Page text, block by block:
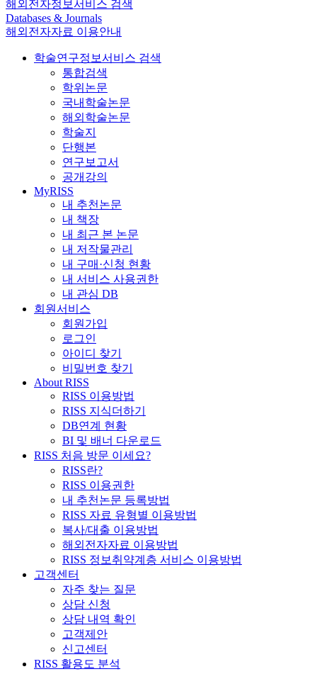
해외전자정보서비스 검색
Databases & Journals
해외전자자료 이용안내
학술연구정보서비스 검색
통합검색
학위논문
국내학술논문
해외학술논문
학술지
단행본
연구보고서
공개강의
MyRISS
내 추천논문
내 책장
내 최근 본 논문
내 저작물관리
내 구매·신청 현황
내 서비스 사용권한
내 관심 DB
회원서비스
회원가입
로그인
아이디 찾기
비밀번호 찾기
About RISS
RISS 이용방법
RISS 지식더하기
DB연계 현황
BI 및 배너 다운로드
RISS 처음 방문 이세요?
RISS란?
RISS 이용권한
내 추천논문 등록방법
RISS 자료 유형별 이용방법
복사/대출 이용방법
해외전자자료 이용방법
RISS 정보취약계층 서비스 이용방법
고객센터
자주 찾는 질문
상담 신청
상담 내역 확인
고객제안
신고센터
RISS 활용도 분석